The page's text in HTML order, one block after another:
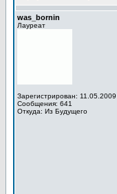
was_bornin
Лауреат
Зарегистрирован: 11.05.2009
Сообщения: 641
Откуда: Из Будущего